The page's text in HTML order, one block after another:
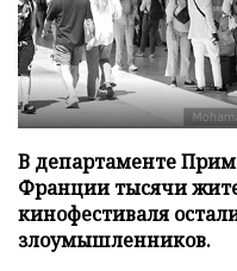
В департаменте
Франции тысячи
кинофестиваля
злоумышленников.